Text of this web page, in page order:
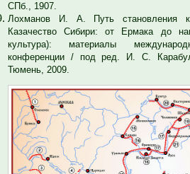
СПб., 1907.
Лохманов И. А. Путь становления
Казачество Сибири: от Ермака до
культура): материалы
конференции / под ред. И. С.
Тюмень, 2009.